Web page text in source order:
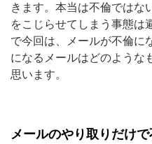
きます。本当は不倫ではな
をこじらせてしまう事態は
で今回は、メールが不倫に
になるメールはどのような
思います。
メールのやり取りだけ